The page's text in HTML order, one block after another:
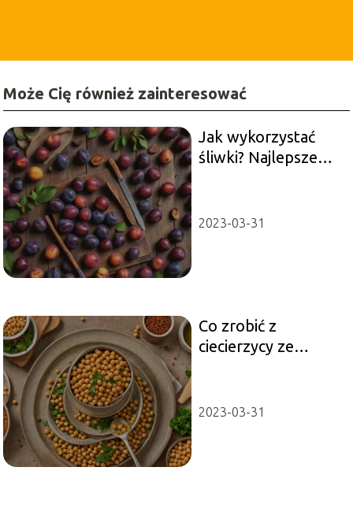
Może Cię również zainteresować
Jak wykorzystać
śliwki? Najlepsze
owoców śliwy
2023-03-31
Co zrobić z
ciecierzycy ze
2023-03-31